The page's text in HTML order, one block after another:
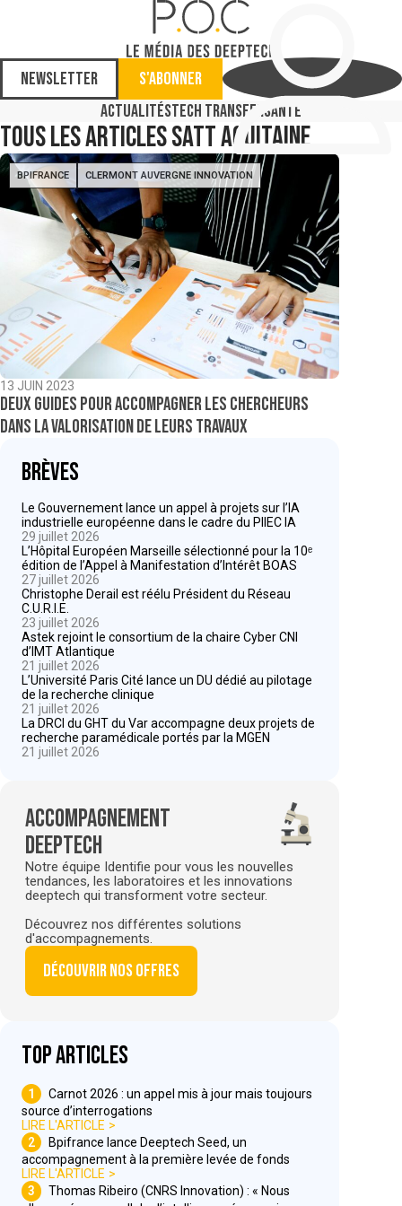
Newsletter
S'abonner
ActualitésTech TransferSanté
Tous les articlesSatt aquitaine
BPIFRANCE CLERMONT AUVERGNE INNOVATION
13 JUIN 2023
Deux guides pour accompagner les chercheurs
dans la valorisation de leurs travaux
Brèves
Le Gouvernement lance un appel à projets sur l’IA
industrielle européenne dans le cadre du PIIEC IA
29 juillet 2026
L’Hôpital Européen Marseille sélectionné pour la 10ᵉ
édition de l’Appel à Manifestation d’Intérêt BOAS
27 juillet 2026
Christophe Derail est réélu Président du Réseau
C.U.R.I.E.
23 juillet 2026
Astek rejoint le consortium de la chaire Cyber CNI
d’IMT Atlantique
21 juillet 2026
L’Université Paris Cité lance un DU dédié au pilotage
de la recherche clinique
21 juillet 2026
La DRCI du GHT du Var accompagne deux projets de
recherche paramédicale portés par la MGEN
21 juillet 2026
Accompagnement
deeptech
Notre équipe Identifie pour vous les nouvelles
tendances, les laboratoires et les innovations
deeptech qui transforment votre secteur.
Découvrez nos différentes solutions
d'accompagnements.
Découvrir nos offres
Top articles
1
Carnot 2026 : un appel mis à jour mais toujours
source d’interrogations
LIRE L'ARTICLE
2
Bpifrance lance Deeptech Seed, un
accompagnement à la première levée de fonds
LIRE L'ARTICLE
3
Thomas Ribeiro (CNRS Innovation) : « Nous